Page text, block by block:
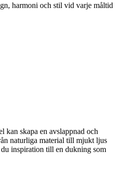
harmoni och stil vid varje måltid
kan skapa en avslappnad och
naturliga material till mjukt ljus
inspiration till en dukning som